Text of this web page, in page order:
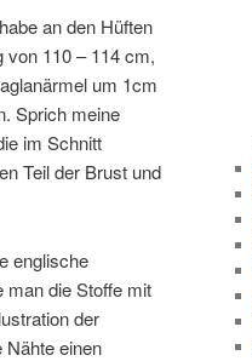
an den Hüften
von 110 – 114 cm,
um 1cm
Sprich meine
im Schnitt
Teil der Brust und
englische
man die Stoffe mit
der
Nähte einen